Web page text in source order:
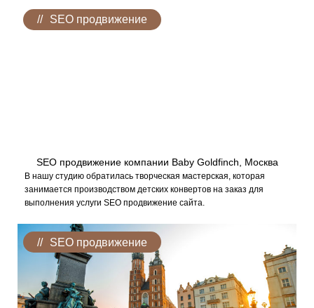
SEO продвижение компании Baby Goldfinch, Москва
В нашу студию обратилась творческая мастерская, которая
занимается производством детских конвертов на заказ для
выполнения услуги SEO продвижение сайта.
SEO продвижение
SEO продвижение